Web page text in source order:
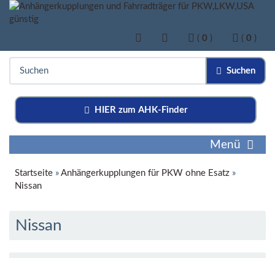
( 0 ) ( 0 )
Suchen
HIER zum AHK-Finder
Menü
Startseite » Anhängerkupplungen für PKW ohne Esatz »
Nissan
Nissan